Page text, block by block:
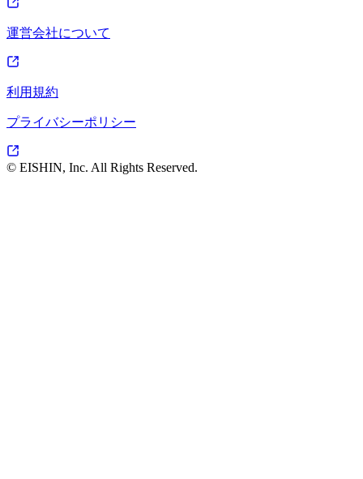
運営会社について
利用規約
プライバシーポリシー
© EISHIN, Inc. All Rights Reserved.